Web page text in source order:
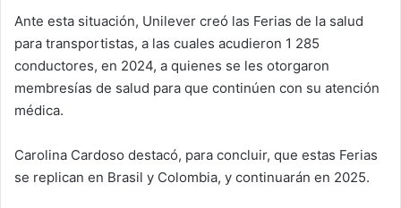
Ante esta situación, Unilever creó las Ferias de la salud
para transportistas, a las cuales acudieron 1 285
conductores, en 2024, a quienes se les otorgaron
membresías de salud para que continúen con su atención
médica.
Carolina Cardoso destacó, para concluir, que estas Ferias
se replican en Brasil y Colombia, y continuarán en 2025.